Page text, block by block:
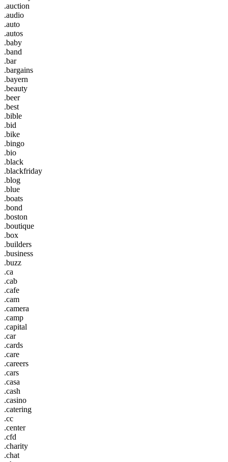
.auction
.audio
.auto
.autos
.baby
.band
.bar
.bargains
.bayern
.beauty
.beer
.best
.bible
.bid
.bike
.bingo
.bio
.black
.blackfriday
.blog
.blue
.boats
.bond
.boston
.boutique
.box
.builders
.business
.buzz
.ca
.cab
.cafe
.cam
.camera
.camp
.capital
.car
.cards
.care
.careers
.cars
.casa
.cash
.casino
.catering
.cc
.center
.cfd
.charity
.chat